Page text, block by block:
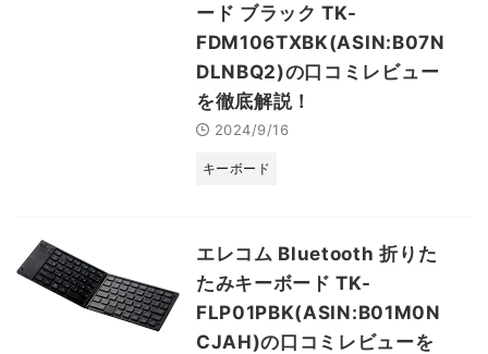
ード ブラック TK-
FDM106TXBK(ASIN:B07N
DLNBQ2)の口コミレビュー
を徹底解説！
2024/9/16
キーボード
エレコム Bluetooth 折りた
たみキーボード TK-
FLP01PBK(ASIN:B01M0N
CJAH)の口コミレビューを